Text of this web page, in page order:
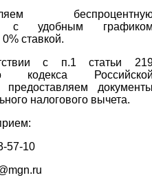
с удобным
ставкой.
с п.1 статьи
кодекса
предоставляем
налогового вычета.
57-10